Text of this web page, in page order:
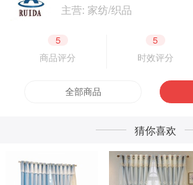
主营: 家纺/织品
5
商品评分
5
时效评分
全部商品
猜你喜欢